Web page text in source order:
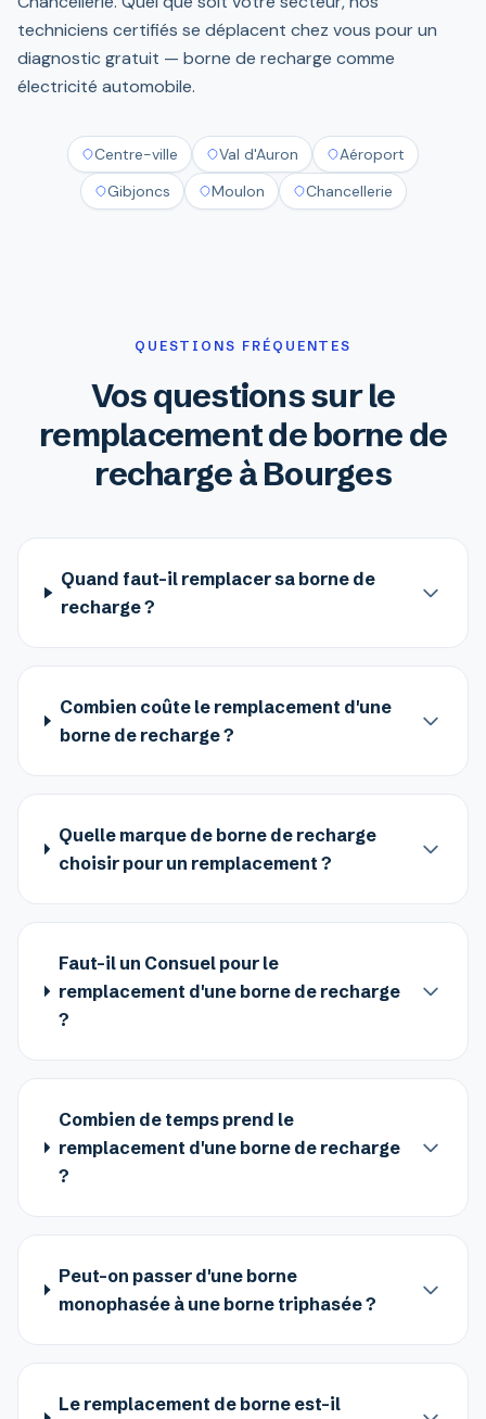
techniciens certifiés se déplacent chez vous pour un
diagnostic gratuit — borne de recharge comme
électricité automobile.
Centre-ville Val d'Auron
Aéroport
Gibjoncs
Moulon Chancellerie
QUESTIONS FRÉQUENTES
Vos questions sur le
remplacement de borne de
recharge à Bourges
Quand faut-il remplacer sa borne de
recharge ?
Combien coûte le remplacement d'une
borne de recharge ?
Quelle marque de borne de recharge
choisir pour un remplacement ?
Faut-il un Consuel pour le
remplacement d'une borne de recharge
?
Combien de temps prend le
remplacement d'une borne de recharge
?
Peut-on passer d'une borne
monophasée à une borne triphasée ?
Le remplacement de borne est-il